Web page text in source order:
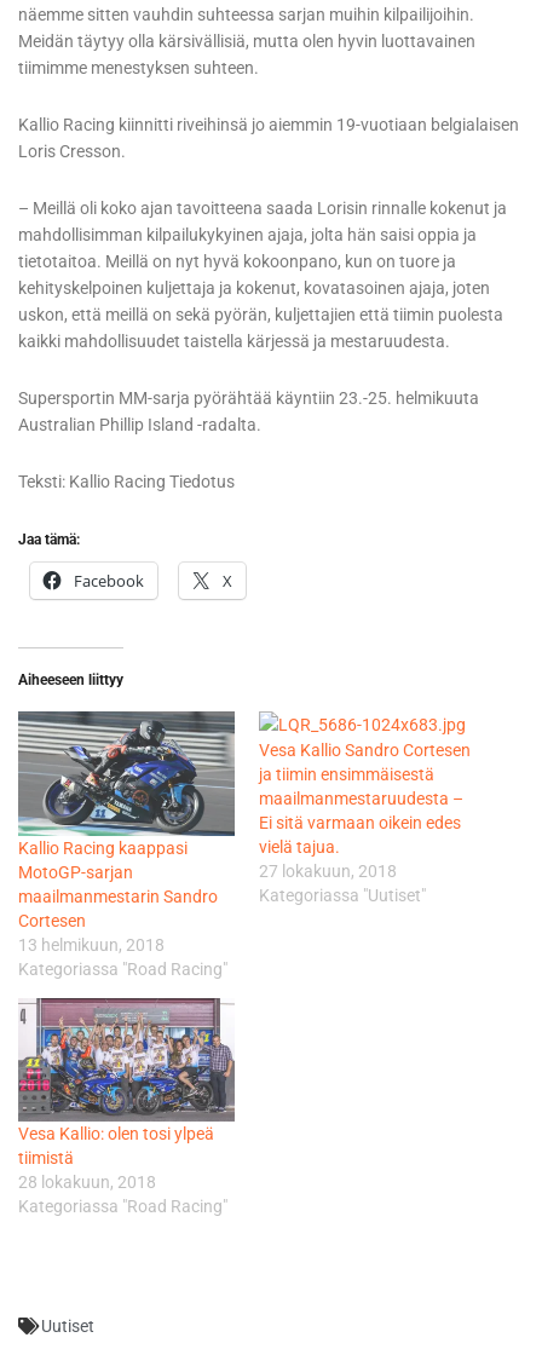
näemme sitten vauhdin suhteessa sarjan muihin kilpailijoihin.
Meidän täytyy olla kärsivällisiä, mutta olen hyvin luottavainen
tiimimme menestyksen suhteen.
Kallio Racing kiinnitti riveihinsä jo aiemmin 19-vuotiaan belgialaisen
Loris Cresson.
– Meillä oli koko ajan tavoitteena saada Lorisin rinnalle kokenut ja
mahdollisimman kilpailukykyinen ajaja, jolta hän saisi oppia ja
tietotaitoa. Meillä on nyt hyvä kokoonpano, kun on tuore ja
kehityskelpoinen kuljettaja ja kokenut, kovatasoinen ajaja, joten
uskon, että meillä on sekä pyörän, kuljettajien että tiimin puolesta
kaikki mahdollisuudet taistella kärjessä ja mestaruudesta.
Supersportin MM-sarja pyörähtää käyntiin 23.-25. helmikuuta
Australian Phillip Island -radalta.
Teksti: Kallio Racing Tiedotus
Jaa tämä:
Facebook X
Aiheeseen liittyy
Kallio Racing kaappasi
MotoGP-sarjan
maailmanmestarin Sandro
Cortesen
13 helmikuun, 2018
Kategoriassa "Road Racing"
Vesa Kallio Sandro Cortesen
ja tiimin ensimmäisestä
maailmanmestaruudesta –
Ei sitä varmaan oikein edes
vielä tajua.
27 lokakuun, 2018
Kategoriassa "Uutiset"
Vesa Kallio: olen tosi ylpeä
tiimistä
28 lokakuun, 2018
Kategoriassa "Road Racing"
Uutiset